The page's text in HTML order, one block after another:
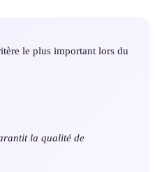
le plus important lors du
la qualité de